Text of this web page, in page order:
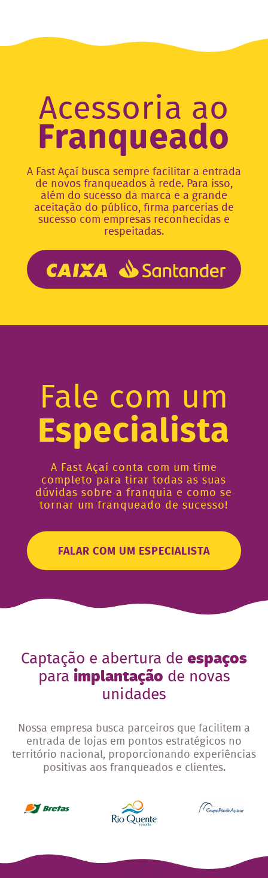
Acessoria ao
Franqueado
A Fast Açaí busca sempre facilitar a entrada
de novos franqueados à rede. Para isso,
além do sucesso da marca e a grande
aceitação do público, firma parcerias de
sucesso com empresas reconhecidas e
respeitadas.
Fale com um
Especialista
A Fast Açaí conta com um time
completo para tirar todas as suas
dúvidas sobre a franquia e como se
tornar um franqueado de sucesso!
FALAR COM UM ESPECIALISTA
Captação e abertura de espaços
para implantação de novas
unidades
Nossa empresa busca parceiros que facilitem a
entrada de lojas em pontos estratégicos no
território nacional, proporcionando experiências
positivas aos franqueados e clientes.